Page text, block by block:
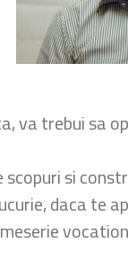
va trebui sa
si
daca te